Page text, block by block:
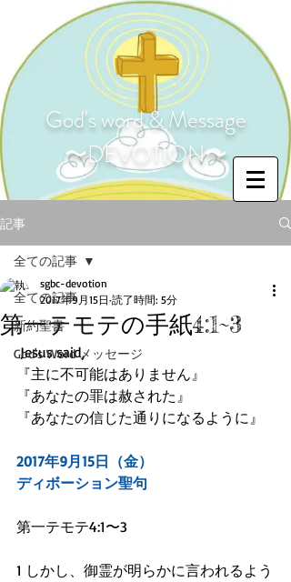
God's word & Message
〜DEVOTION〜
記事
全ての記事
新約聖書
God's Word メッセージ
全ての記事
第一テモテの手紙4:1~3
sgbc-devotion
2017年9月15日 読了時間: 5分
Jesus said,
『主に不可能はありません』
『あなたの罪は赦された』
『あなたの信じた通りになるように』
2017年9月15日（金）
ディボーション聖句
第一テモテ4:1〜3
1 しかし、御霊が明らかに言われるよう